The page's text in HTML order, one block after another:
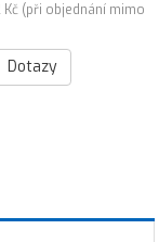
Kč (při objednání mimo
Dotazy